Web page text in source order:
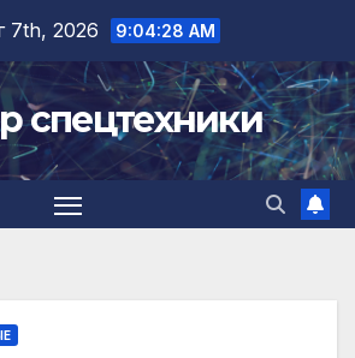
7th, 2026 9:04:29 AM
спецтехники